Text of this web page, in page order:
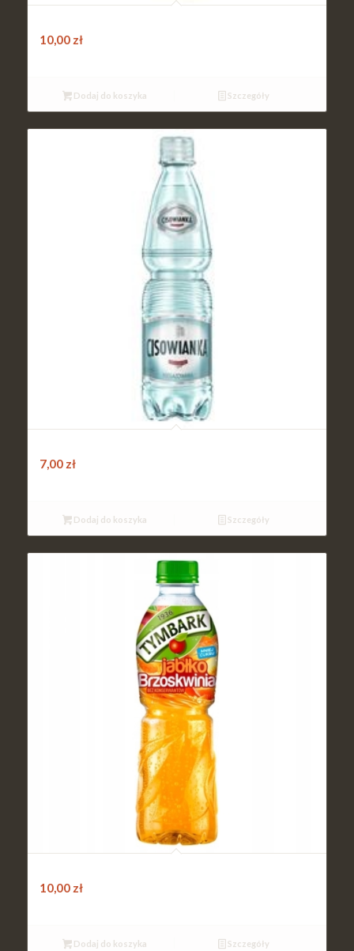
10,00 zł
Dodaj do koszyka Szczegóły
7,00 zł
Dodaj do koszyka Szczegóły
10,00 zł
Dodaj do koszyka Szczegóły